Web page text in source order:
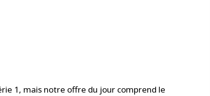
1, mais notre offre du jour comprend le